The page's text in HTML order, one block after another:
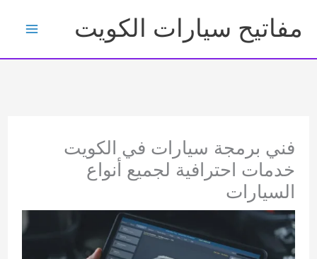
إلى
المحتوى
مفاتيح سيارات الكويت
فني برمجة سيارات في الكويت
خدمات احترافية لجميع أنواع
السيارات